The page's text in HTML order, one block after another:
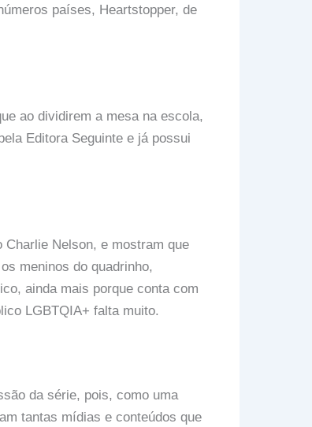
países, Heartstopper, de
ao dividirem a mesa na escola,
Editora Seguinte e já possui
Nelson, e mostram que
meninos do quadrinho,
ainda mais porque conta com
LGBTQIA+ falta muito.
da série, pois, como uma
tantas mídias e conteúdos que